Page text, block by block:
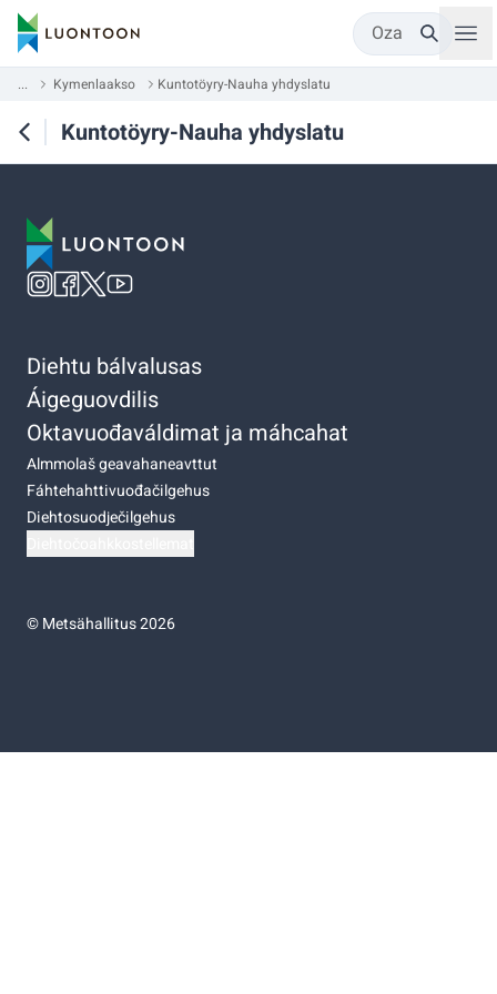
Oza
... Kymenlaakso Kuntotöyry-Nauha yhdyslatu
Kuntotöyry-Nauha yhdyslatu
Diehtu bálvalusas
Áigeguovdilis
Oktavuođaváldimat ja máhcahat
Almmolaš geavahaneavttut
Fáhtehahttivuođačilgehus
Diehtosuodječilgehus
©Metsähallitus 2026